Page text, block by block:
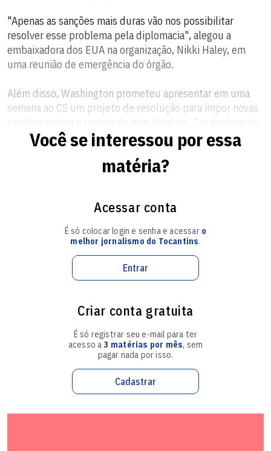
"Apenas as sanções mais duras vão nos possibilitar
resolver esse problema pela diplomacia", alegou a
embaixadora dos EUA na organização, Nikki Haley, em
uma reunião de emergência do órgão.
Além disso, Washington prometeu apresentar em uma
semana ao CS um projeto de resolução para impor novas
na reunião de emergência desse órgão, Nikki informou
que "os EUA farão circular a resolução que queremos
negociar esta semana e votar na segunda-feira (11)".
indicou que os EUA considerarão os países que façam
negócios com a Coreia do Norte como órgãos que
"prestam ajuda às temerárias e perigosas intenções
nucleares de Pyongyang".
A atividade armamentística do regime norte-coreano nas
mísseis e ameaças nucleares, segundo Haley, mostra que
o líder da Coreia do Norte está "pedindo guerra".
A embaixadora disse que os EUA não querem um
conflito, mas ressaltou que a paciência do governo
Trump não é ilimitada e defenderá seus aliados e
território das ameaças de Kim.
Você se interessou por essa
matéria?
Acessar conta
É só colocar login e senha e acessar o
melhor jornalismo do Tocantins.
Entrar
Criar conta gratuita
É só registrar seu e-mail para ter
acesso a 3 matérias por mês, sem
pagar nada por isso.
Cadastrar